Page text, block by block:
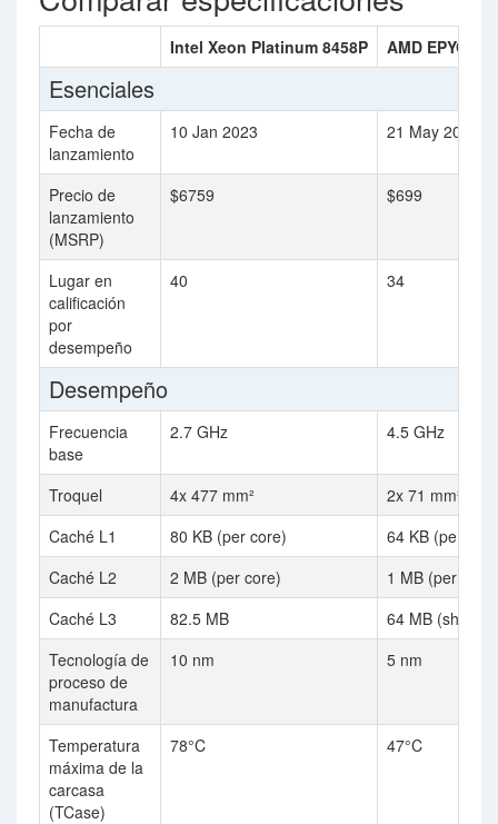
Intel Xeon Platinum 8458P AMD EPYC
Esenciales
Fecha de
lanzamiento
10 Jan 2023 21 May 2024
Precio de
lanzamiento
(MSRP)
$6759 $699
Lugar en
calificación
por
desempeño
40 34
Desempeño
Frecuencia
base
2.7 GHz 4.5 GHz
Troquel 4x 477 mm²
2x 71 mm²
Caché L1
80 KB (per core)
64 KB (per
Caché L2
2 MB (per core)
1 MB (per core)
Caché L3
82.5 MB
64 MB (shared)
Tecnología de
proceso de
manufactura
10 nm 5 nm
Temperatura
máxima de la
carcasa
(TCase)
78°C 47°C